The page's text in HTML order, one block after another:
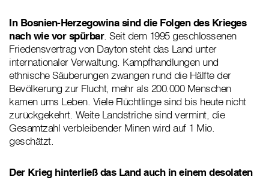
In Bosnien-Herzegowina sind die Folgen des Krieges
nach wie vor spürbar. Seit dem 1995 geschlossenen
Friedensvertrag von Dayton steht das Land unter
internationaler Verwaltung. Kampfhandlungen und
ethnische Säuberungen zwangen rund die Hälfte der
Bevölkerung zur Flucht, mehr als 200.000 Menschen
kamen ums Leben. Viele Flüchtlinge sind bis heute nicht
zurückgekehrt. Weite Landstriche sind vermint, die
Gesamtzahl verbleibender Minen wird auf 1 Mio.
geschätzt.
Der Krieg hinterließ das Land auch in einem desolaten